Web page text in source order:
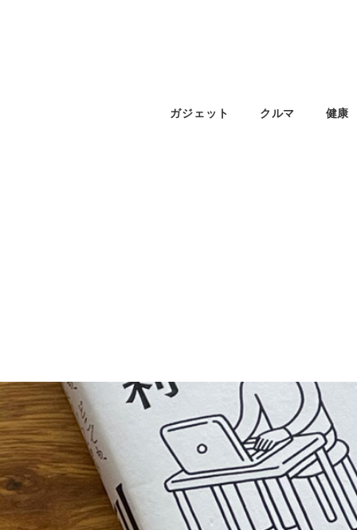
ガジェット クルマ 健康